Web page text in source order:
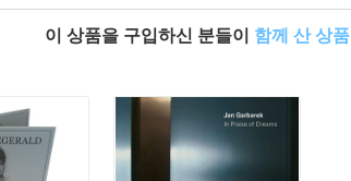
이 상품을 구입하신 분들이 함께 산 상품